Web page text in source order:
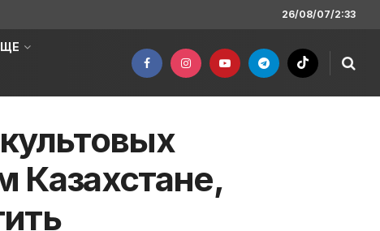
26/08/07/2:33
Казахстане,